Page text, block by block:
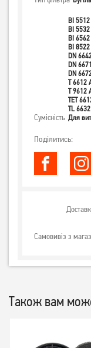
Сумісність
BI
BI
BI 6562
BI
DN
DN
DN
T 6612
T 9612
TET
TL
Для
Поділитись:
Самовивіз з
Також вам